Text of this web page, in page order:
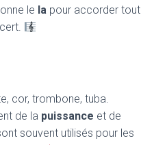
le la pour accorder tout
cor, trombone, tuba.
de la puissance et de
souvent utilisés pour les